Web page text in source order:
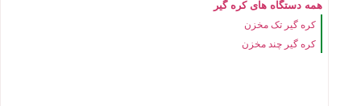
همه دستگاه های کره گیر
کره گیر تک مخزن
کره گیر چند مخزن